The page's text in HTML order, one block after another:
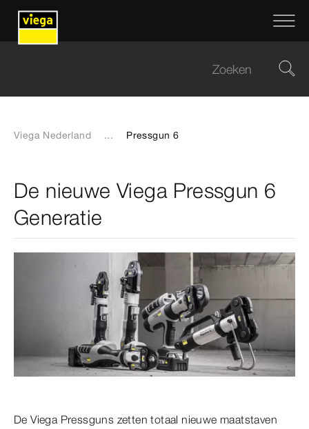
Viega Nederland ... Pressgun 6
De nieuwe Viega Pressgun 6
Generatie
De Viega Pressguns zetten totaal nieuwe maatstaven